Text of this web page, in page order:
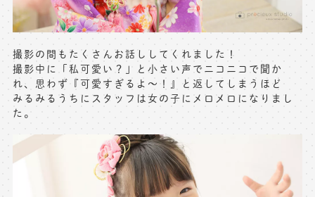
無料会員登録はこちら
撮影の間もたくさんお話ししてくれました！
撮影中に「私可愛い？」と小さい声でニコニコで聞か
れ、思わず『可愛すぎるよ〜！』と返してしまうほど
みるみるうちにスタッフは女の子にメロメロになりまし
た。